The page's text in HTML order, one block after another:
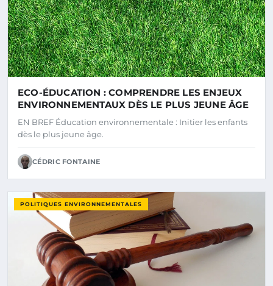
ECO-ÉDUCATION : COMPRENDRE LES ENJEUX
ENVIRONNEMENTAUX DÈS LE PLUS JEUNE ÂGE
EN BREF Éducation environnementale : Initier les enfants
dès le plus jeune âge.
CÉDRIC FONTAINE
POLITIQUES ENVIRONNEMENTALES